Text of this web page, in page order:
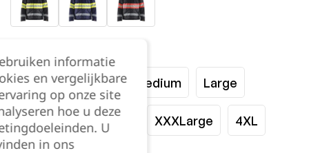
XSmall Small Medium Large
XLarge XXLarge XXXLarge 4XL
informatie
en vergelijkbare
op onze site
hoe u deze
U
in ons